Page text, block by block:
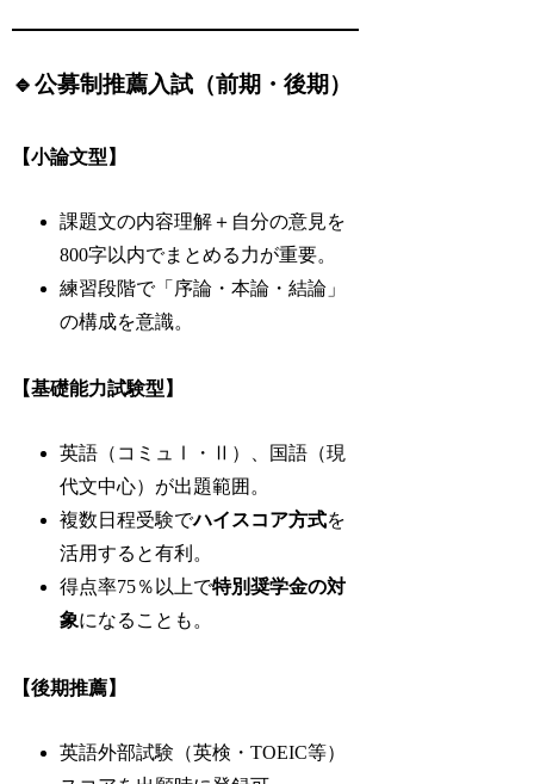
🔹公募制推薦入試（前期・後期）
【小論文型】
課題文の内容理解＋自分の意見を
800字以内でまとめる力が重要。
練習段階で「序論・本論・結論」
の構成を意識。
【基礎能力試験型】
英語（コミュⅠ・Ⅱ）、国語（現
代文中心）が出題範囲。
複数日程受験でハイスコア方式を
活用すると有利。
得点率75％以上で特別奨学金の対
象になることも。
【後期推薦】
英語外部試験（英検・TOEIC等）